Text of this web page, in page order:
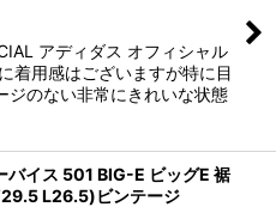
アディダス オフィシャル
着用感はございますが特に目
ジのない非常にきれいな状態
イス 501 BIG-E ビッグE 裾
L26.5)ビンテージ